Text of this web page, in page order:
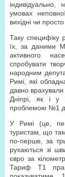
умовах
вихідні чи
Таку специфіку
їх, за даними
активного
спробувати
народним
Римі, які
давно врахували
Дніпрі, як і у
проблемою №1
У Римі (це,
туристам, що
по-перше, за
рухаються зі
євро за
Тариф Т1